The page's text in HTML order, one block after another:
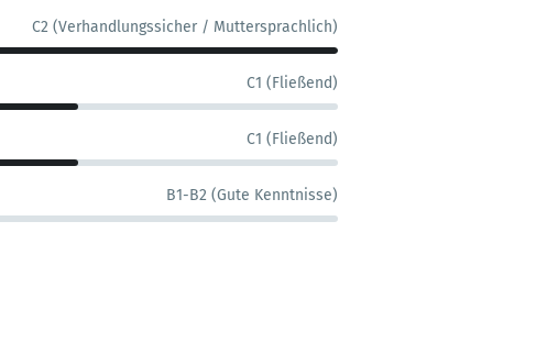
C2 (Verhandlungssicher / Muttersprachlich)
C1 (Fließend)
C1 (Fließend)
B1-B2 (Gute Kenntnisse)